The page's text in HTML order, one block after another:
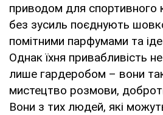
приводом для спортивного
без зусиль поєднують
помітними парфумами та
Однак їхня привабливість
лише гардеробом – вони
мистецтво розмови,
Вони з тих людей, які